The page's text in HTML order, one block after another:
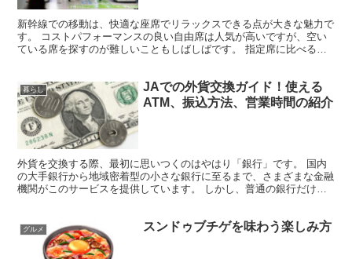
新幹線での移動は、快適な座席でリラックスできる点が大きな魅力で
す。 コストパフォーマンスの良い自由席は人気が高いですが、空い
ている席を探すのが難しいこともしばしばです。 指定席に比べると
暮らし
JAでの外貨交換ガイド！使える
ATM、振込方法、営業時間の紹介
外貨を交換する際、最初に思いつくのはやはり「銀行」です。 国内
の大手銀行から地域密着型の小さな銀行に至るまで、さまざまな金融
機関がこのサービスを提供しています。 しかし、普通の銀行だけで
グルメ スンドゥブチゲを味わう楽しみ方